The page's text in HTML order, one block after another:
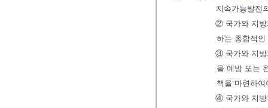
지속가능발전
② 국가와 지방
하는 종합적
③ 국가와 지방
을 예방 또는
책을 마련하여
④ 국가와 지방